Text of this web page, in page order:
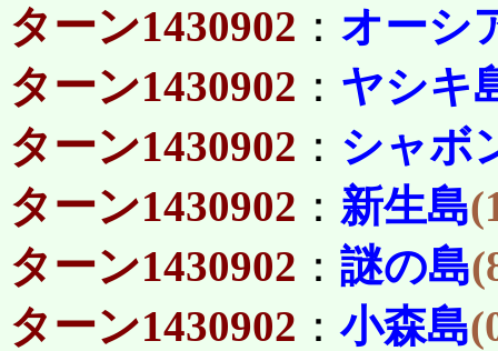
ターン1430902 ： オーシ
ターン1430902 ： ヤシキ
ターン1430902 ： シャボ
ターン1430902 ： 新生島
ターン1430902 ： 謎の島
ターン1430902 ：小森島